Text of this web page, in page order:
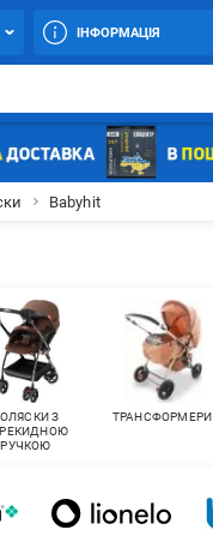
ІНФОРМАЦІЯ
Babyhit
З
РУЧКОЮ
ТРАНСФОРМЕРИ